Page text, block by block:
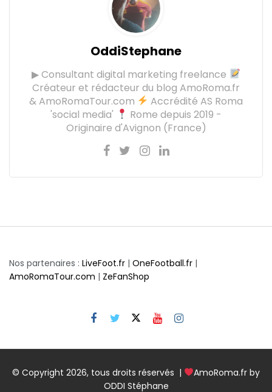
OddiStephane
▶ Consultant digital marketing freelance
Créateur et rédacteur du blog AmoRoma.fr
& AmoRomaTour.com
Accrédité AS Roma
'social media'
Rome depuis 2019 -
Originaire d'Avignon (France)
Nos partenaires : LiveFoot.fr | OneFootball.fr |
AmoRomaTour.com | ZeFanShop
© Copyright 2026, tous droits réservés |
AmoRoma.fr by
ODDI Stéphane